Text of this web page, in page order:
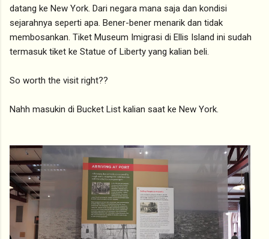
datang ke New York. Dari negara mana saja dan kondisi
sejarahnya seperti apa. Bener-bener menarik dan tidak
membosankan. Tiket Museum Imigrasi di Ellis Island ini sudah
termasuk tiket ke Statue of Liberty yang kalian beli.
So worth the visit right??
Nahh masukin di Bucket List kalian saat ke New York.